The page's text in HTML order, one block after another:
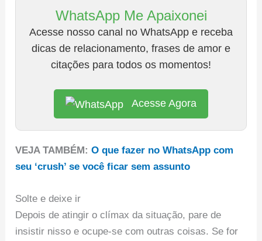
WhatsApp Me Apaixonei
Acesse nosso canal no WhatsApp e receba
dicas de relacionamento, frases de amor e
citações para todos os momentos!
Acesse Agora
VEJA TAMBÉM:O que fazer no WhatsApp com
seu ‘crush’ se você ficar sem assunto
Solte e deixe ir
Depois de atingir o clímax da situação, pare de
insistir nisso e ocupe-se com outras coisas. Se for